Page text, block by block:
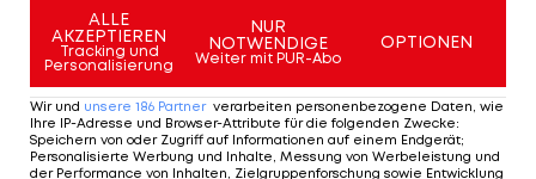
"Die Strecke verzeiht keinen Fehler", sagte die
Tirolerin. "Sie ist auch technisch schwierig, man
sollte also nicht total am Limit fahren."
Nationaltrainer spekuliert mit Top 10
ALLE
AKZEPTIEREN
Tracking und
Personalisierung
NUR
NOTWENDIGE
Weiter mit PUR-Abo
OPTIONEN
Wir und unsere 186 Partner verarbeiten personenbezogene Daten, wie
Ihre IP-Adresse und Browser-Attribute für die folgenden Zwecke:
Speichern von oder Zugriff auf Informationen auf einem Endgerät;
Personalisierte Werbung und Inhalte, Messung von Werbeleistung und
der Performance von Inhalten, Zielgruppenforschung sowie Entwicklung